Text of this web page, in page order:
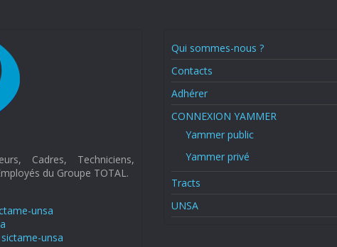
Cadres, Techniciens,
du Groupe TOTAL.
unsa
unsa
Qui sommes-nous ?
Contacts
Adhérer
CONNEXION YAMMER
Yammer public
Yammer privé
Tracts
UNSA